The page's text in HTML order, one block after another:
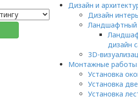
Дизайн и
Дизайн
Ландшафтный
дизайн
3D-
Монтажные работы
Установка
Установка
Установка